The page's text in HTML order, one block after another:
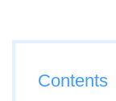
Contents